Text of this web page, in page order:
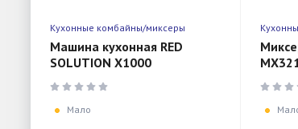
Кухонные комбайны/миксеры
Машина кухонная RED
SOLUTION X1000
Мало